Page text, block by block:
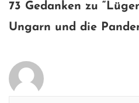
73 Gedanken zu “
Ungarn und die